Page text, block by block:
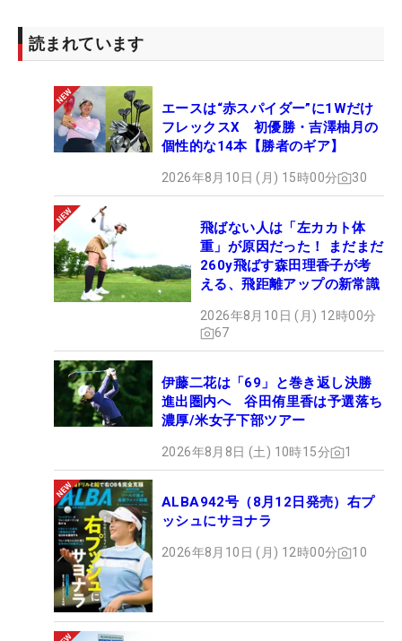
読まれています
エースは“赤スパイダー”に1Wだけ
フレックスX 初優勝・吉澤柚月の
個性的な14本【勝者のギア】
2026年8月10日 (月) 15時00分 30
飛ばない人は「左カカト体
重」が原因だった！ まだまだ
260y飛ばす森田理香子が考
える、飛距離アップの新常識
2026年8月10日 (月) 12時00分
67
伊藤二花は「69」と巻き返し決勝
進出圏内へ 谷田侑里香は予選落ち
濃厚/米女子下部ツアー
2026年8月8日 (土) 10時15分 1
ALBA942号（8月12日発売）右プ
ッシュにサヨナラ
2026年8月10日 (月) 12時00分 10